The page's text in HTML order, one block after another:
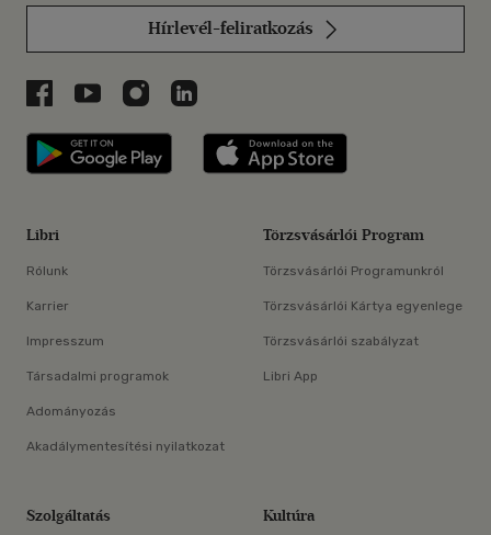
Hírlevél-feliratkozás
Libri a Facebookon
Libri a Youtube-on
Libri az Instagramon
Libri a LinkedInen
Libri applikáció Szerezd meg: Google
Libri
Rólunk
Karrier
Impresszum
Társadalmi programok
Adományozás
Akadálymentesítési nyilatkozat
Törzsvásárlói Program
Törzsvásárlói Programunkról
Törzsvásárlói Kártya egyenlege
Törzsvásárlói szabályzat
Libri App
Szolgáltatás Kultúra